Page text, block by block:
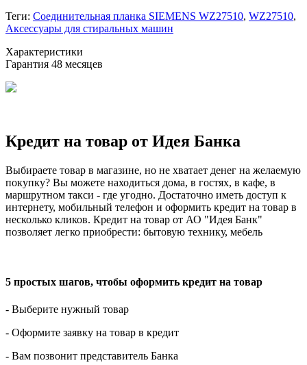
Теги: Соединительная планка SIEMENS WZ27510, WZ27510,
Аксессуары для стиральных машин
Xарактеристики
Гарантия 48 месяцев
Кредит на товар от Идея Банка
Выбираете товар в магазине, но не хватает денег на желаемую
покупку? Вы можете находиться дома, в гостях, в кафе, в
маршрутном такси - где угодно. Достаточно иметь доступ к
интернету, мобильный телефон и оформить кредит на товар в
несколько кликов. Кредит на товар от АО "Идея Банк"
позволяет легко приобрести: бытовую технику, мебель
5 простых шагов, чтобы оформить кредит на товар
- Выберите нужный товар
- Оформите заявку на товар в кредит
- Вам позвонит представитель Банка